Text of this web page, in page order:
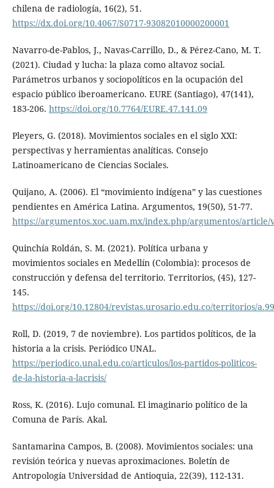
chilena de radiología, 16(2), 51.
https://dx.doi.org/10.4067/S0717-93082010000200001
Navarro-de-Pablos, J., Navas-Carrillo, D., & Pérez-Cano, M. T.
(2021). Ciudad y lucha: la plaza como altavoz social.
Parámetros urbanos y sociopolíticos en la ocupación del
espacio público iberoamericano. EURE (Santiago), 47(141),
183-206. https://doi.org/10.7764/EURE.47.141.09
Pleyers, G. (2018). Movimientos sociales en el siglo XXI:
perspectivas y herramientas analíticas. Consejo
Latinoamericano de Ciencias Sociales.
Quijano, A. (2006). El “movimiento indígena” y las cuestiones
pendientes en América Latina. Argumentos, 19(50), 51-77.
https://argumentos.xoc.uam.mx/index.php/argumentos/article/
Quinchía Roldán, S. M. (2021). Política urbana y
movimientos sociales en Medellín (Colombia): procesos de
construcción y defensa del territorio. Territorios, (45), 127-
145.
https://doi.org/10.12804/revistas.urosario.edu.co/territorios/
Roll, D. (2019, 7 de noviembre). Los partidos políticos, de la
historia a la crisis. Periódico UNAL.
https://periodico.unal.edu.co/articulos/los-partidos-politicos-
de-la-historia-a-lacrisis/
Ross, K. (2016). Lujo comunal. El imaginario político de la
Comuna de París. Akal.
Santamarina Campos, B. (2008). Movimientos sociales: una
revisión teórica y nuevas aproximaciones. Boletín de
Antropología Universidad de Antioquia, 22(39), 112-131.